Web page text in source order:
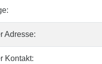
Adresse:
Kontakt: